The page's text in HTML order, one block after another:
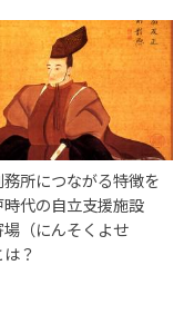
所につながる特徴を
代の自立支援施設
場（にんそくよせ
？